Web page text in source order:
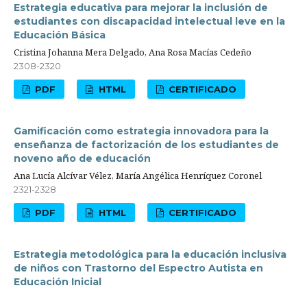
Estrategia educativa para mejorar la inclusión de
estudiantes con discapacidad intelectual leve en la
Educación Básica
Cristina Johanna Mera Delgado, Ana Rosa Macías Cedeño
2308-2320
PDF HTML CERTIFICADO
Gamificación como estrategia innovadora para la
enseñanza de factorización de los estudiantes de
noveno año de educación
Ana Lucía Alcívar Vélez, María Angélica Henríquez Coronel
2321-2328
PDF HTML CERTIFICADO
Estrategia metodológica para la educación inclusiva
de niños con Trastorno del Espectro Autista en
Educación Inicial